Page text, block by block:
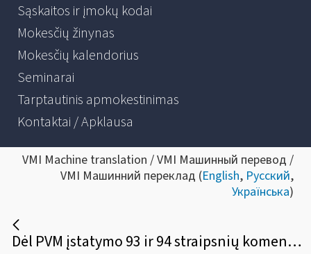
Sąskaitos ir įmokų kodai
Mokesčių žinynas
Mokesčių kalendorius
Seminarai
Tarptautinis apmokestinimas
Kontaktai / Apklausa
VMI Machine translation / VMI Машинный перевод /
VMI Машинний переклад (English, Русский,
Українська)
Dėl PVM įstatymo 93 ir 94 straipsnių komentarų atnaujinimo